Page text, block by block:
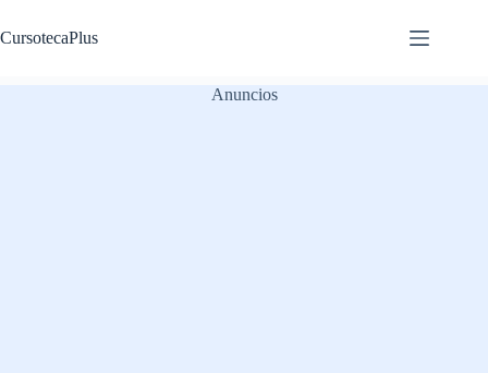
al
contenido
CursotecaPlus
Anuncios